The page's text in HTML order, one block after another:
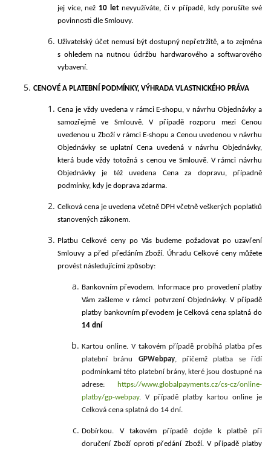
jej více, než 10 letnevyužíváte, či v případě, kdy porušíte své
povinnosti dle Smlouvy.
Uživatelský účet nemusí být dostupný nepřetržitě, a to zejména
s ohledem na nutnou údržbu hardwarového a softwarového
vybavení.
CENOVÉ A PLATEBNÍ PODMÍNKY, VÝHRADA VLASTNICKÉHO PRÁVA
Cena je vždy uvedena v rámci E-shopu, v návrhu Objednávky a
samozřejmě ve Smlouvě. V případě rozporu mezi Cenou
uvedenou u Zboží v rámci E-shopu a Cenou uvedenou v návrhu
Objednávky se uplatní Cena uvedená v návrhu Objednávky,
která bude vždy totožná s cenou ve Smlouvě. V rámci návrhu
Objednávky je též uvedena Cena za dopravu, případně
podmínky, kdy je doprava zdarma.
Celková cena je uvedena včetně DPH včetně veškerých poplatků
stanovených zákonem.
Platbu Celkové ceny po Vás budeme požadovat po uzavření
Smlouvy a před předáním Zboží. Úhradu Celkové ceny můžete
provést následujícími způsoby:
Bankovním převodem. Informace pro provedení platby
Vám zašleme v rámci potvrzení Objednávky. V případě
platby bankovním převodem je Celková cena splatná do
14 dní
Kartou online. V takovém případě probíhá platba přes
platební bránu GPWebpay, přičemž platba se řídí
podmínkami této platební brány, které jsou dostupné na
adrese:
https://www.globalpayments.cz/cs-cz/online-
platby/gp-webpay. V případě platby kartou online je
Celková cena splatná do 14 dní.
Dobírkou.
V takovém případě dojde k platbě při
doručení Zboží oproti předání Zboží. V případě platby